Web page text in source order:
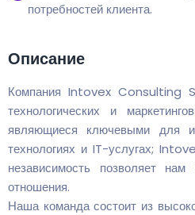
потребностей клиента.
Описание
Компания Intovex Consulting
технологических и
являющиеся ключевыми для
технологиях и IT-услугах;
независимость позволяет
отношения.
Наша команда состоит из